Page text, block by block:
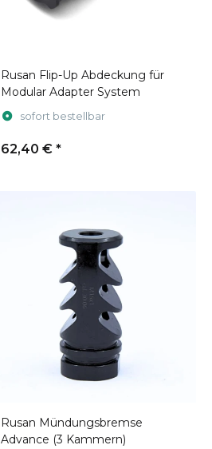
Rusan Flip-Up Abdeckung für
Modular Adapter System
sofort bestellbar
62,40 € *
Rusan Mündungsbremse
Advance (3 Kammern)